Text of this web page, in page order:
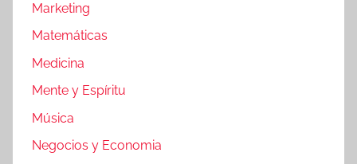
Marketing
Matemáticas
Medicina
Mente y Espíritu
Música
Negocios y Economia